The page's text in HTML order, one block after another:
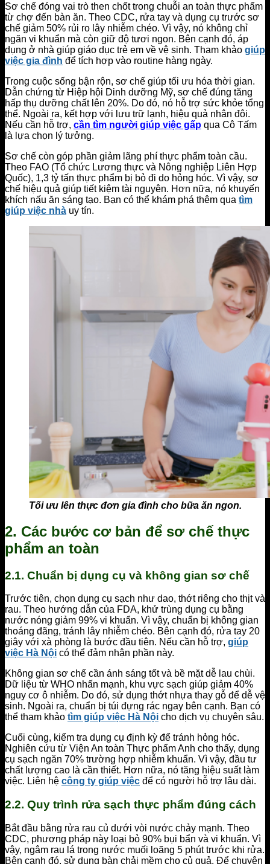
Sơ chế đóng vai trò then chốt trong chuỗi an toàn thực phẩm
từ chợ đến bàn ăn. Theo CDC, rửa tay và dụng cụ trước sơ
chế giảm 50% rủi ro lây nhiễm chéo. Vì vậy, nó không chỉ
ngăn vi khuẩn mà còn giữ độ tươi ngon. Bên cạnh đó, áp
dụng ở nhà giúp giáo dục trẻ em về vệ sinh. Tham khảo giúp
việc gia đình để tích hợp vào routine hàng ngày.
Trong cuộc sống bận rộn, sơ chế giúp tối ưu hóa thời gian.
Dẫn chứng từ Hiệp hội Dinh dưỡng Mỹ, sơ chế đúng tăng
hấp thụ dưỡng chất lên 20%. Do đó, nó hỗ trợ sức khỏe tổng
thể. Ngoài ra, kết hợp với lưu trữ lạnh, hiệu quả nhân đôi.
Nếu cần hỗ trợ, cần tìm người giúp việc gấp qua Cô Tấm
là lựa chọn lý tưởng.
Sơ chế còn góp phần giảm lãng phí thực phẩm toàn cầu.
Theo FAO (Tổ chức Lương thực và Nông nghiệp Liên Hợp
Quốc), 1,3 tỷ tấn thực phẩm bị bỏ đi do hỏng hóc. Vì vậy, sơ
chế hiệu quả giúp tiết kiệm tài nguyên. Hơn nữa, nó khuyến
khích nấu ăn sáng tạo. Bạn có thể khám phá thêm qua tìm
giúp việc nhà uy tín.
Tối ưu lên thực đơn gia đình cho bữa ăn ngon.
2. Các bước cơ bản để sơ chế thực
phẩm an toàn
2.1. Chuẩn bị dụng cụ và không gian sơ chế
Trước tiên, chọn dụng cụ sạch như dao, thớt riêng cho thịt và
rau. Theo hướng dẫn của FDA, khử trùng dụng cụ bằng
nước nóng giảm 99% vi khuẩn. Vì vậy, chuẩn bị không gian
thoáng đãng, tránh lây nhiễm chéo. Bên cạnh đó, rửa tay 20
giây với xà phòng là bước đầu tiên. Nếu cần hỗ trợ, giúp
việc Hà Nội có thể đảm nhận phần này.
Không gian sơ chế cần ánh sáng tốt và bề mặt dễ lau chùi.
Dữ liệu từ WHO nhấn mạnh, khu vực sạch giúp giảm 40%
nguy cơ ô nhiễm. Do đó, sử dụng thớt nhựa thay gỗ để dễ vệ
sinh. Ngoài ra, chuẩn bị túi đựng rác ngay bên cạnh. Bạn có
thể tham khảo tìm giúp việc Hà Nội cho dịch vụ chuyên sâu.
Cuối cùng, kiểm tra dụng cụ định kỳ để tránh hỏng hóc.
Nghiên cứu từ Viện An toàn Thực phẩm Anh cho thấy, dụng
cụ sạch ngăn 70% trường hợp nhiễm khuẩn. Vì vậy, đầu tư
chất lượng cao là cần thiết. Hơn nữa, nó tăng hiệu suất làm
việc. Liên hệ công ty giúp việc để có người hỗ trợ lâu dài.
2.2. Quy trình rửa sạch thực phẩm đúng cách
Bắt đầu bằng rửa rau củ dưới vòi nước chảy mạnh. Theo
CDC, phương pháp này loại bỏ 90% bụi bẩn và vi khuẩn. Vì
vậy, ngâm rau lá trong nước muối loãng 5 phút trước khi rửa.
Bên cạnh đó, sử dụng bàn chải mềm cho củ quả. Để chuyên